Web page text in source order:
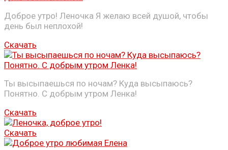
Доброе утро! Леночка Я желаю всей душой, чтобы
день был неплохой!
Скачать
Ты высыпаешься по ночам? Куда высыпаюсь?
Понятно. С добрым утром Ленка!
Скачать
Скачать